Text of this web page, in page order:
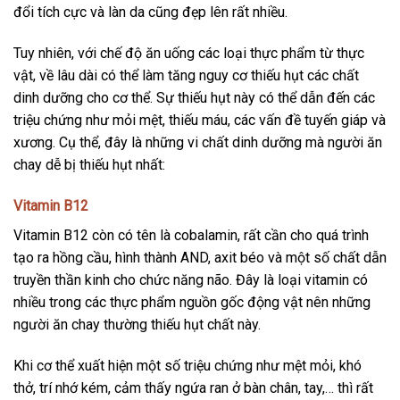
đổi tích cực và làn da cũng đẹp lên rất nhiều.
Tuy nhiên, với chế độ ăn uống các loại thực phẩm từ thực
vật, về lâu dài có thể làm tăng nguy cơ thiếu hụt các chất
dinh dưỡng cho cơ thể. Sự thiếu hụt này có thể dẫn đến các
triệu chứng như mỏi mệt, thiếu máu, các vấn đề tuyến giáp và
xương. Cụ thể, đây là những vi chất dinh dưỡng mà người ăn
chay dễ bị thiếu hụt nhất:
Vitamin B12
Vitamin B12 còn có tên là cobalamin, rất cần cho quá trình
tạo ra hồng cầu, hình thành AND, axit béo và một số chất dẫn
truyền thần kinh cho chức năng não. Đây là loại vitamin có
nhiều trong các thực phẩm nguồn gốc động vật nên những
người ăn chay thường thiếu hụt chất này.
Khi cơ thể xuất hiện một số triệu chứng như mệt mỏi, khó
thở, trí nhớ kém, cảm thấy ngứa ran ở bàn chân, tay,… thì rất